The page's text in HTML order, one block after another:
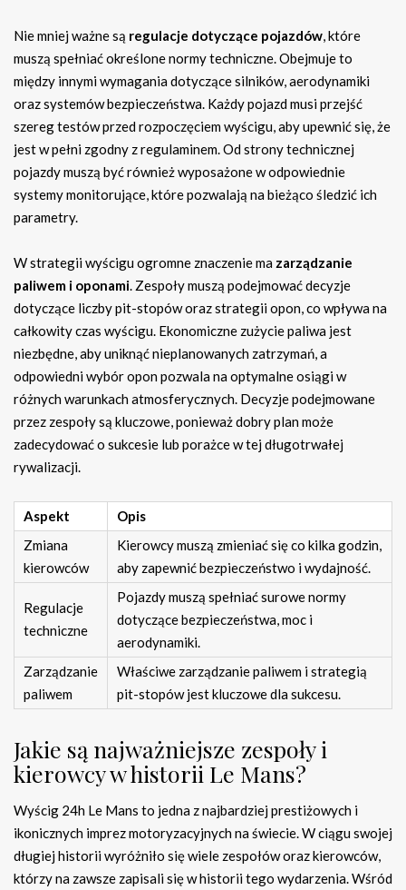
Nie mniej ważne są regulacje dotyczące pojazdów, które
muszą spełniać określone normy techniczne. Obejmuje to
między innymi wymagania dotyczące silników, aerodynamiki
oraz systemów bezpieczeństwa. Każdy pojazd musi przejść
szereg testów przed rozpoczęciem wyścigu, aby upewnić się, że
jest w pełni zgodny z regulaminem. Od strony technicznej
pojazdy muszą być również wyposażone w odpowiednie
systemy monitorujące, które pozwalają na bieżąco śledzić ich
parametry.
W strategii wyścigu ogromne znaczenie ma zarządzanie
paliwem i oponami. Zespoły muszą podejmować decyzje
dotyczące liczby pit-stopów oraz strategii opon, co wpływa na
całkowity czas wyścigu. Ekonomiczne zużycie paliwa jest
niezbędne, aby uniknąć nieplanowanych zatrzymań, a
odpowiedni wybór opon pozwala na optymalne osiągi w
różnych warunkach atmosferycznych. Decyzje podejmowane
przez zespoły są kluczowe, ponieważ dobry plan może
zadecydować o sukcesie lub porażce w tej długotrwałej
rywalizacji.
Aspekt
Opis
Zmiana
kierowców
Kierowcy muszą zmieniać się co kilka godzin,
aby zapewnić bezpieczeństwo i wydajność.
Regulacje
techniczne
Pojazdy muszą spełniać surowe normy
dotyczące bezpieczeństwa, moc i
aerodynamiki.
Zarządzanie
paliwem
Właściwe zarządzanie paliwem i strategią
pit-stopów jest kluczowe dla sukcesu.
Jakie są najważniejsze zespoły i
kierowcy w historii Le Mans?
Wyścig 24h Le Mans to jedna z najbardziej prestiżowych i
ikonicznych imprez motoryzacyjnych na świecie. W ciągu swojej
długiej historii wyróżniło się wiele zespołów oraz kierowców,
którzy na zawsze zapisali się w historii tego wydarzenia. Wśród